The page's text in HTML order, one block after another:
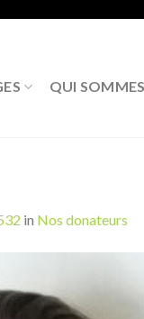
QUI
in Nos donateurs